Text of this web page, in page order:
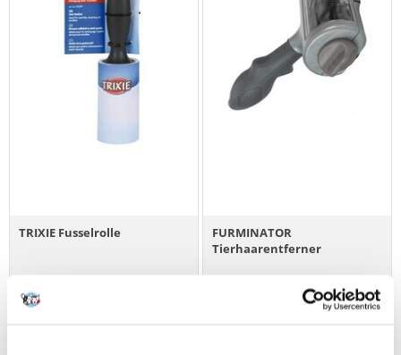
TRIXIE Fusselrolle
FURMINATOR
Tierhaarentferner